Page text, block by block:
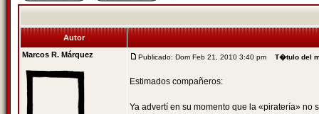
Autor
Marcos R. Márquez
Publicado: Dom Feb 21, 2010 3:40 pm T�tulo del
Estimados compañeros:
Ya advertí en su momento que la «piratería» no